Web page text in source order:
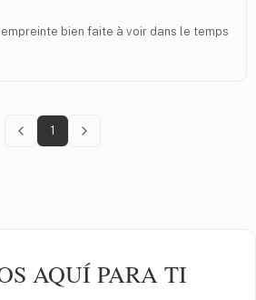
bien faite à voir dans le temps
1
AQUÍ PARA TI